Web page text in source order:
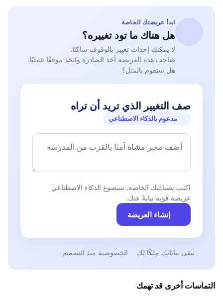
ابدأ عريضتك الخاصة
هل هناك ما تود تغييره؟
لا يمكنك إحداث تغيير بالوقوف ساكنًا.
صاحب هذه العريضة أخذ المبادرة واتخذ موقفًا عمليًا.
هل ستقوم بالمثل؟
صف التغيير الذي تريد أن تراه
مدعوم بالذكاء الاصطناعي
اكتب بصياغتك الخاصة. سيصوغ الذكاء الاصطناعي
عريضة قوية نيابةً عنك.
إنشاء العريضة
تبقى بياناتك ملكًا لك الخصوصية منذ التصميم
التماسات أخرى قد تهمك